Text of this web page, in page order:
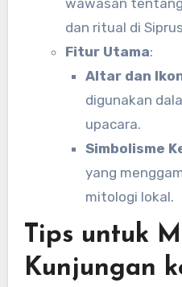
dan ritual di
Fitur Utama:
Altar dan
digunakan
upacara.
Simbolisme
yang
mitologi lokal.
Tips untuk
Kunjungan